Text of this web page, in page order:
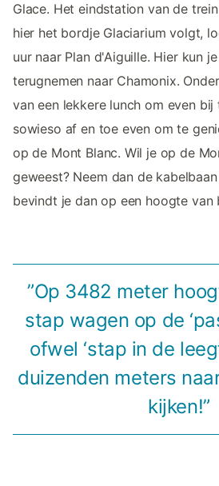
Glace. Het eindstation van de
hier het bordje Glaciarium volgt,
uur naar Plan d'Aiguille. Hier kun
terugnemen naar Chamonix.
van een lekkere lunch om even
sowieso af en toe even om te
op de Mont Blanc. Wil je op de
geweest? Neem dan de
bevindt je dan op een hoogte van
”Op 3482 meter
stap wagen op de
ofwel ‘stap in de
duizenden meters
kijken!”